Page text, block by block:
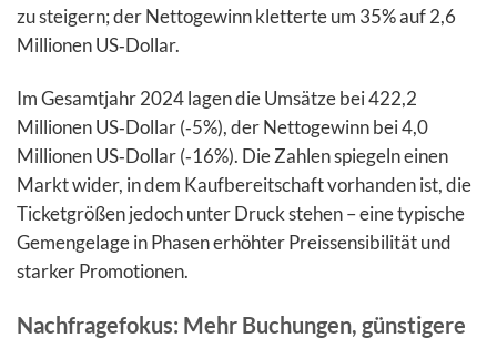
zu steigern; der Nettogewinn kletterte um 35% auf 2,6
Millionen US‑Dollar.
Im Gesamtjahr 2024 lagen die Umsätze bei 422,2
Millionen US‑Dollar (‑5%), der Nettogewinn bei 4,0
Millionen US‑Dollar (‑16%). Die Zahlen spiegeln einen
Markt wider, in dem Kaufbereitschaft vorhanden ist, die
Ticketgrößen jedoch unter Druck stehen – eine typische
Gemengelage in Phasen erhöhter Preissensibilität und
starker Promotionen.
Nachfragefokus: Mehr Buchungen, günstigere